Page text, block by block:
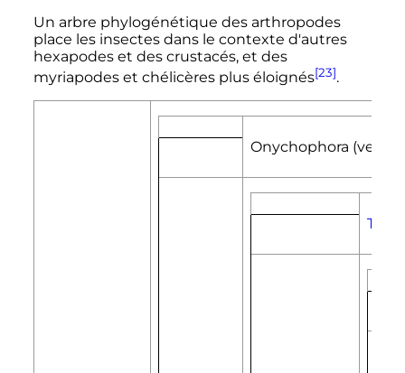
Un arbre phylogénétique des arthropodes
place les insectes dans le contexte d'autres
hexapodes et des crustacés, et des
myriapodes et chélicères plus éloignés[23].
Onychophora (vers